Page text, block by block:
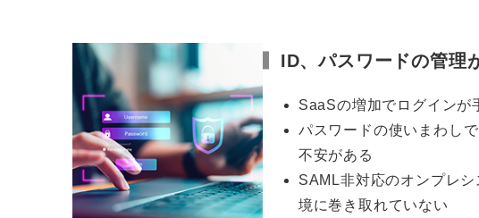
ID、パスワードの管理
SaaSの増加でログインが
パスワードの使いまわし
不安がある
SAML非対応のオンプレ
境に巻き取れていない